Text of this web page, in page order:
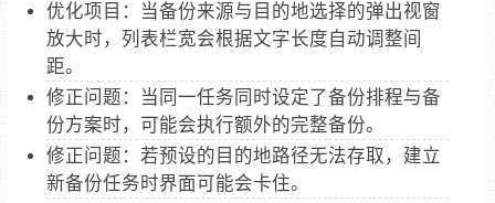
优化项目：当备份来源与目的地选择的弹出视窗
放大时，列表栏宽会根据文字长度自动调整间
距。
修正问题：当同一任务同时设定了备份排程与备
份方案时，可能会执行额外的完整备份。
修正问题：若预设的目的地路径无法存取，建立
新备份任务时界面可能会卡住。